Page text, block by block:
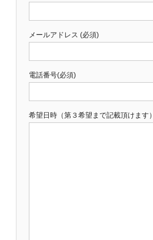
メールアドレス (必須)
電話番号(必須)
希望日時（第３希望まで記載頂けます）